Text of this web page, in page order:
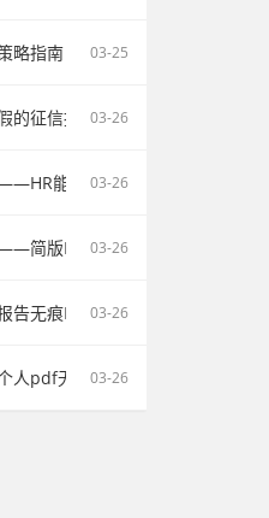
略指南 03-25
的征信报告被单位发现容易把记
03-26
能不能看出来假的征信不该
03-26
简版PDF文件解密和入职征信报
03-26
无痕PS修改会影响后续职场判断
03-26
pdf无痕修改是不对的容易把记
03-26